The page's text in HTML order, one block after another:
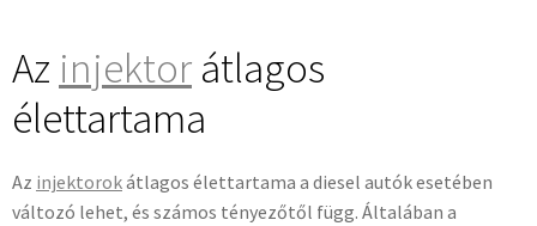
Az injektor átlagos
élettartama
Az injektorokátlagos élettartama a diesel autók esetében
változó lehet, és számos tényezőtől függ. Általában a